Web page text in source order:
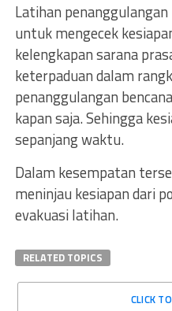
Latihan
untuk mengecek
kelengkapan sarana
keterpaduan dalam
penanggulangan
kapan saja. Sehingga
sepanjang waktu.
Dalam kesempatan
meninjau kesiapan dari
evakuasi latihan.
RELATED TOPICS
CLICK